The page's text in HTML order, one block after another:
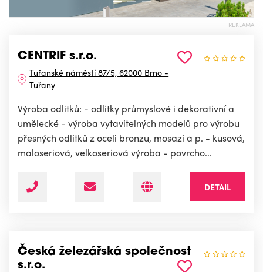
REKLAMA
CENTRIF s.r.o.
Tuřanské náměstí 87/5, 62000 Brno -
Tuřany
Výroba odlitků: - odlitky průmyslové i dekorativní a
umělecké - výroba vytavitelných modelů pro výrobu
přesných odlitků z oceli bronzu, mosazi a p. - kusová,
maloseriová, velkoseriová výroba - povrcho...
DETAIL
Česká železářská společnost
s.r.o.